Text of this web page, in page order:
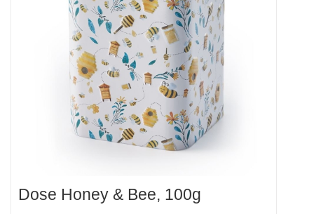
Dose Honey & Bee, 100g